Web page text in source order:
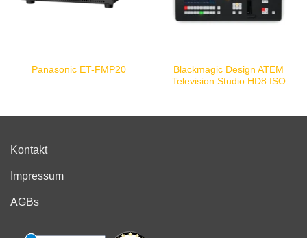
Panasonic ET-FMP20
Blackmagic Design ATEM
Television Studio HD8 ISO
Kontakt
Impressum
AGBs